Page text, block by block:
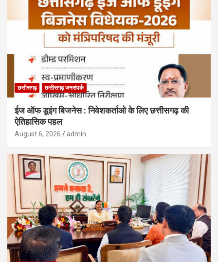
छत्तीसगढ़ छत्तीसगढ़ जनसंपर्क
ईज ऑफ डूइंग बिजनेस : निवेशकर्ताओ के लिए छत्तीसगढ़ की
ऐतिहासिक पहल
August 6, 2026 admin